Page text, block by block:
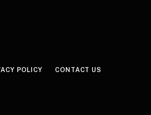
POLICY CONTACT US